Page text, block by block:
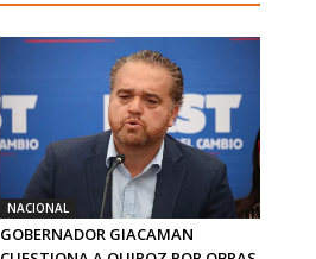
NACIONAL
GOBERNADOR GIACAMAN